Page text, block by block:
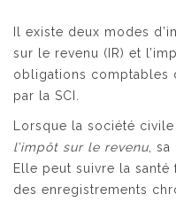
Il existe deux modes
sur le revenu (IR) et
obligations comptables
par la SCI.
Lorsque la société
l’impôt sur le revenu , sa
Elle peut suivre la
des enregistrements